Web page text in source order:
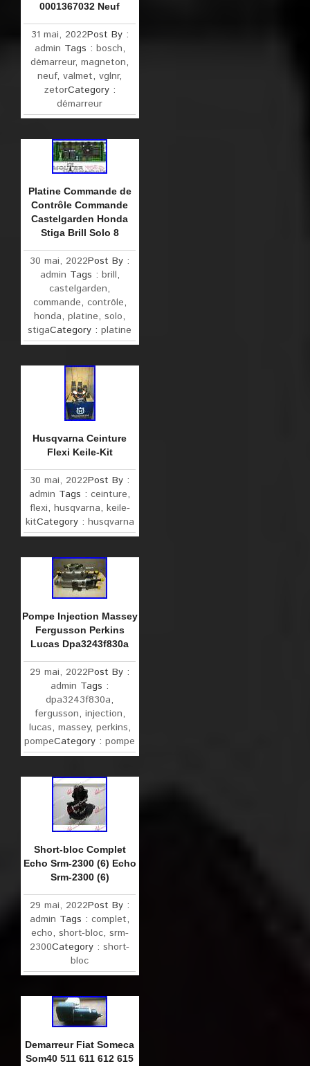
0001367032 Neuf
31 mai, 2022Post By :
admin Tags : bosch,
démarreur,magneton,
neuf,valmet,vglnr,
zetorCategory :
démarreur
Platine Commande de
Contrôle Commande
Castelgarden Honda
Stiga Brill Solo 8
30 mai, 2022Post By :
admin Tags : brill,
castelgarden,
commande, contrôle,
honda,platine,solo,
stigaCategory :platine
Husqvarna Ceinture
Flexi Keile-Kit
30 mai, 2022Post By :
admin Tags :ceinture,
flexi, husqvarna, keile-
kitCategory : husqvarna
Pompe Injection Massey
Fergusson Perkins
Lucas Dpa3243f830a
29 mai, 2022Post By :
admin Tags :
dpa3243f830a,
fergusson, injection,
lucas, massey, perkins,
pompeCategory :pompe
Short-bloc Complet
Echo Srm-2300 (6) Echo
Srm-2300 (6)
29 mai, 2022Post By :
admin Tags :complet,
echo, short-bloc, srm-
2300Category :short-
bloc
Demarreur Fiat Someca
Som40 511 611 612 615